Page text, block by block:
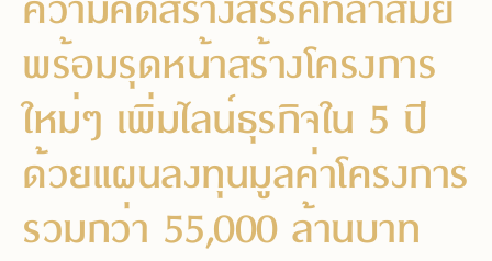
พร้อมรุดหน้าสร้างโครงการ
ใหม่ๆ เพิ่มไลน์ธุรกิจใน 5 ปี
ด้วยแผนลงทุนมูลค่าโครงการ
รวมกว่า 55,000 ล้านบาท